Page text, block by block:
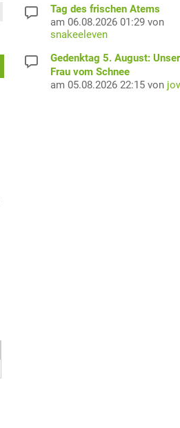
Tag des frischen Atems
am 06.08.2026 01:29 von
snakeeleven
Gedenktag 5. August:
Frau vom Schnee
am 05.08.2026 22:15 von